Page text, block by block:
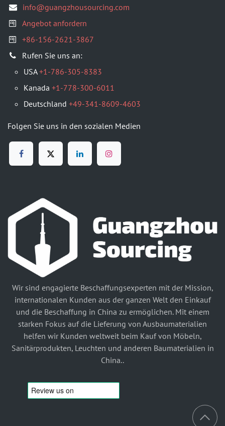
info@guangzhousourcing.com
Angebot anfordern
+86-156-2621-3867
​Rufen Sie uns an:
USA+1-786-305-8383
Kanada +1-778-300-6011
Deutschland +49-341-8609-4603
Folgen Sie uns in den sozialen Medien
Wir sind engagierte Beschaffungsexperten mit der Mission,
internationalen Kunden aus der ganzen Welt den Einkauf
und die Beschaffung in China zu ermöglichen. Mit einem
starken Fokus auf die Lieferung von Ausbaumaterialien
helfen wir Kunden weltweit beim Kauf von Möbeln,
Sanitärprodukten, Leuchten und anderen Baumaterialien in
China..